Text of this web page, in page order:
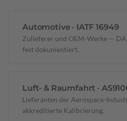
Automotive · IATF 16949
Zulieferer und OEM-Werke —
fest dokumentiert.
Luft- & Raumfahrt ·
Lieferanten der Aerospace-
akkreditierte Kalibrierung.